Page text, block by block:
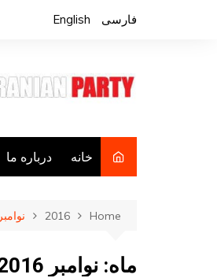
فارسی English
خانه درباره ما
Home
2016 نوامبر
ماه: نوامبر 2016